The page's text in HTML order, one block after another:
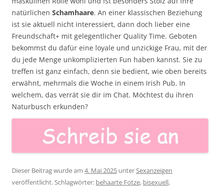
natürlichen Schamhaare. An einer klassischen Beziehung
ist sie aktuell nicht interessiert, dann doch lieber eine
Freundschaft+ mit gelegentlicher Quality Time. Geboten
bekommst du dafür eine loyale und unzickige Frau, mit der
du jede Menge unkomplizierten Fun haben kannst. Sie zu
treffen ist ganz einfach, denn sie bedient, wie oben bereits
erwähnt, mehrmals die Woche in einem Irish Pub. In
welchem, das verrät sie dir im Chat. Möchtest du ihren
Naturbusch erkunden?
Dieser Beitrag wurde am 4. Mai 2025 unterSexanzeigen
veröffentlicht. Schlagwörter: behaarte Fotze, bisexuell,